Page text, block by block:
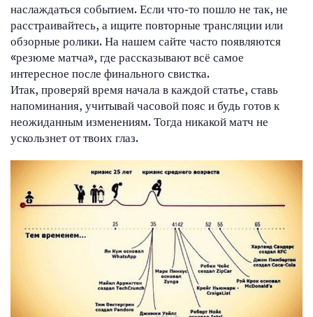
наслаждаться событием. Если что‑то пошло не так, не
расстраивайтесь, а ищите повторные трансляции или
обзорные ролики. На нашем сайте часто появляются
«резюме матча», где рассказывают всё самое
интересное после финального свистка.
Итак, проверяй время начала в каждой статье, ставь
напоминания, учитывай часовой пояс и будь готов к
неожиданным изменениям. Тогда никакой матч не
ускользнет от твоих глаз.